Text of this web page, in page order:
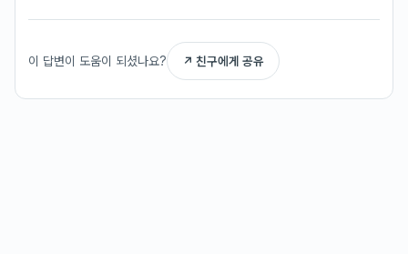
이 답변이 도움이 되셨나요? ↗ 친구에게 공유